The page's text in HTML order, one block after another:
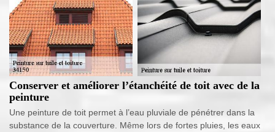
Conserver et améliorer l’étanchéité de toit avec de la
peinture
Une peinture de toit permet à l’eau pluviale de pénétrer dans la
substance de la couverture. Même lors de fortes pluies, les eaux